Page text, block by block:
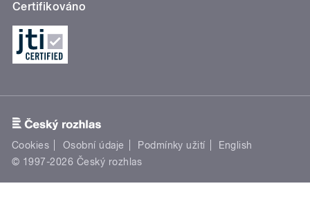
Certifikováno
Cookies Osobní údaje Podmínky užití
English
© 1997-2026 Český rozhlas